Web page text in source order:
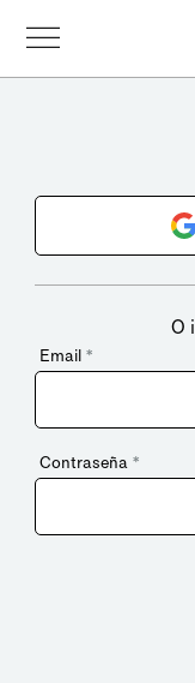
O
Email *
Contraseña *